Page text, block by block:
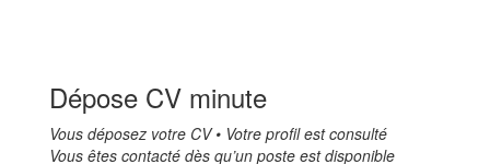
Dépose CV minute
Vous déposez votre CV • Votre profil est consulté
Vous êtes contacté dès qu’un poste est disponible